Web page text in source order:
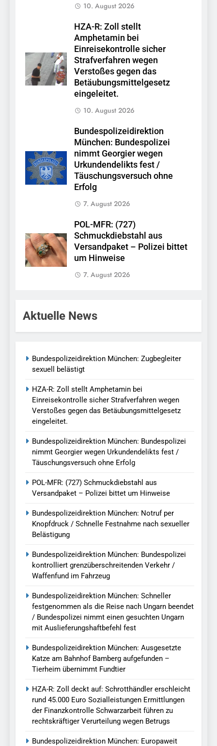
10. August 2026
HZA-R: Zoll stellt
Amphetamin bei
Einreisekontrolle sicher
Strafverfahren wegen
Verstoßes gegen das
Betäubungsmittelgesetz
eingeleitet.
10. August 2026
Bundespolizeidirektion
München: Bundespolizei
nimmt Georgier wegen
Urkundendelikts fest /
Täuschungsversuch ohne
Erfolg
7. August 2026
POL-MFR: (727)
Schmuckdiebstahl aus
Versandpaket – Polizei bittet
um Hinweise
7. August 2026
Aktuelle News
Bundespolizeidirektion München: Zugbegleiter
sexuell belästigt
HZA-R: Zoll stellt Amphetamin bei
Einreisekontrolle sicher Strafverfahren wegen
Verstoßes gegen das Betäubungsmittelgesetz
eingeleitet.
Bundespolizeidirektion München: Bundespolizei
nimmt Georgier wegen Urkundendelikts fest /
Täuschungsversuch ohne Erfolg
POL-MFR: (727) Schmuckdiebstahl aus
Versandpaket – Polizei bittet um Hinweise
Bundespolizeidirektion München: Notruf per
Knopfdruck / Schnelle Festnahme nach sexueller
Belästigung
Bundespolizeidirektion München: Bundespolizei
kontrolliert grenzüberschreitenden Verkehr /
Waffenfund im Fahrzeug
Bundespolizeidirektion München: Schneller
festgenommen als die Reise nach Ungarn beendet
/ Bundespolizei nimmt einen gesuchten Ungarn
mit Auslieferungshaftbefehl fest
Bundespolizeidirektion München: Ausgesetzte
Katze am Bahnhof Bamberg aufgefunden –
Tierheim übernimmt Fundtier
HZA-R: Zoll deckt auf: Schrotthändler erschleicht
rund 45.000 Euro Sozialleistungen Ermittlungen
der Finanzkontrolle Schwarzarbeit führen zu
rechtskräftiger Verurteilung wegen Betrugs
Bundespolizeidirektion München: Europaweit